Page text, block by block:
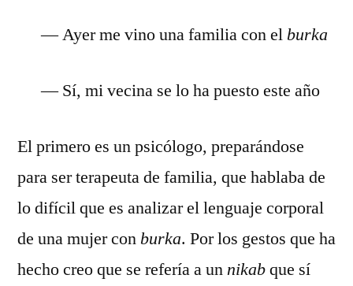
— Ayer me vino una familia con el burka
— Sí, mi vecina se lo ha puesto este año
El primero es un psicólogo, preparándose
para ser terapeuta de familia, que hablaba de
lo difícil que es analizar el lenguaje corporal
de una mujer con burka. Por los gestos que ha
hecho creo que se refería a unnikabque sí